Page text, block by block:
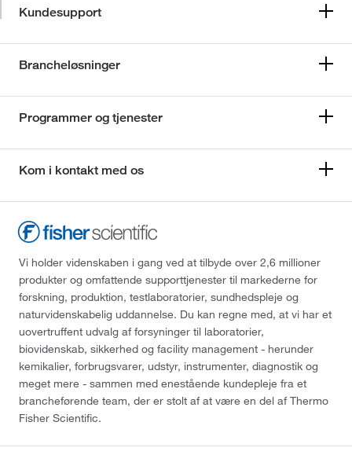
Kundesupport
Brancheløsninger
Programmer og tjenester
Kom i kontakt med os
Vi holder videnskaben i gang ved at tilbyde over 2,6 millioner
produkter og omfattende supporttjenester til markederne for
forskning, produktion, testlaboratorier, sundhedspleje og
naturvidenskabelig uddannelse. Du kan regne med, at vi har et
uovertruffent udvalg af forsyninger til laboratorier,
biovidenskab, sikkerhed og facility management - herunder
kemikalier, forbrugsvarer, udstyr, instrumenter, diagnostik og
meget mere - sammen med enestående kundepleje fra et
brancheførende team, der er stolt af at være en del af Thermo
Fisher Scientific.